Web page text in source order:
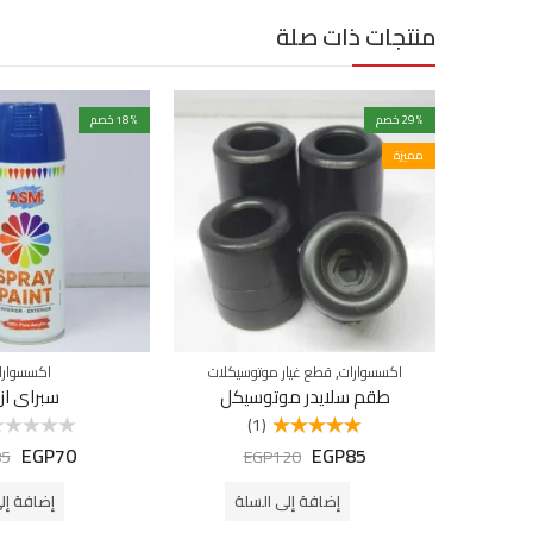
منتجات ذات صلة
29% خصم
مميزة
اكسسوارات,قطع غيار موتوسيكلات
طقم سلايدر موتوسيكل
5.00من 5
(1)
EGP85
EGP120
إضافة إلى السلة
18% خصم
سبراي
التقييمEGP70
إضافة